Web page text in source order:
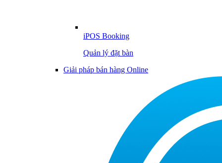
iPOS Booking
Quản lý đặt bàn
Giải pháp bán hàng Online